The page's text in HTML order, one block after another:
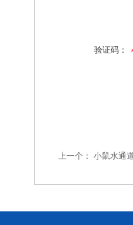
验证码：
上一个： 小鼠水通